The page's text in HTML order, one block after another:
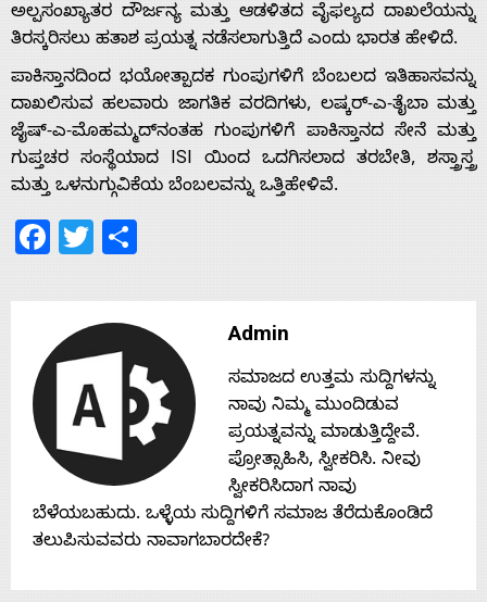
Advertise
With
s
Contact
Us
ಅಲ್ಪಸಂಖ್ಯಾತರ ದೌರ್ಜನ್ಯ ಮತ್ತು ಆಡಳಿತದ ವೈಫಲ್ಯದ ದಾಖಲೆಯನ್ನು
ತಿರಸ್ಕರಿಸಲು ಹತಾಶ ಪ್ರಯತ್ನ ನಡೆಸಲಾಗುತ್ತಿದೆ ಎಂದು ಭಾರತ ಹೇಳಿದೆ.
ಪಾಕಿಸ್ತಾನದಿಂದ ಭಯೋತ್ಪಾದಕ ಗುಂಪುಗಳಿಗೆ ಬೆಂಬಲದ ಇತಿಹಾಸವನ್ನು
ದಾಖಲಿಸುವ ಹಲವಾರು ಜಾಗತಿಕ ವರದಿಗಳು, ಲಷ್ಕರ್-ಎ-ತೈಬಾ ಮತ್ತು
ಜೈಷ್-ಎ-ಮೊಹಮ್ಮದ್‌ನಂತಹ ಗುಂಪುಗಳಿಗೆ ಪಾಕಿಸ್ತಾನದ ಸೇನೆ ಮತ್ತು
ಗುಪ್ತಚರ ಸಂಸ್ಥೆಯಾದ ISI ಯಿಂದ ಒದಗಿಸಲಾದ ತರಬೇತಿ, ಶಸ್ತ್ರಾಸ್ತ್ರ
ಮತ್ತು ಒಳನುಗ್ಗುವಿಕೆಯ ಬೆಂಬಲವನ್ನು ಒತ್ತಿಹೇಳಿವೆ.
Facebook
Twitter
Admin
ಸಮಾಜದ ಉತ್ತಮ ಸುದ್ದಿಗಳನ್ನು
ನಾವು ನಿಮ್ಮ ಮುಂದಿಡುವ
ಪ್ರಯತ್ನವನ್ನು ಮಾಡುತ್ತಿದ್ದೇವೆ.
ಪ್ರೋತ್ಸಾಹಿಸಿ, ಸ್ವೀಕರಿಸಿ. ನೀವು
ಸ್ವೀಕರಿಸಿದಾಗ ನಾವು
ಬೆಳೆಯಬಹುದು. ಒಳ್ಳೆಯ ಸುದ್ದಿಗಳಿಗೆ ಸಮಾಜ ತೆರೆದುಕೊಂಡಿದೆ
ತಲುಪಿಸುವವರು ನಾವಾಗಬಾರದೇಕೆ?